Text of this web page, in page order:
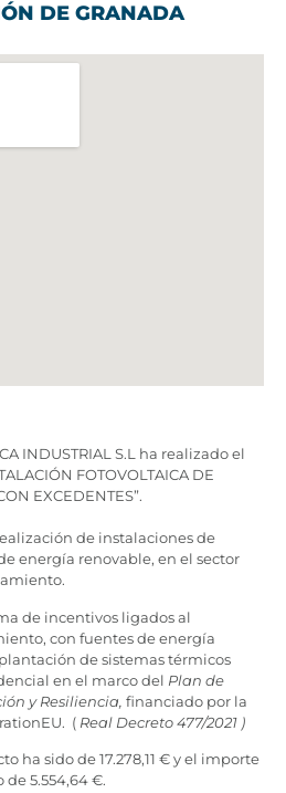
DE GRANADA​
INDUSTRIAL S.L ha realizado el
FOTOVOLTAICA DE
EXCEDENTES”.
de instalaciones de
energía renovable, en el sector
de incentivos ligados al
con fuentes de energía
de sistemas térmicos
en el marco del Plan de
y Resiliencia, financiado por la
( Real Decreto 477/2021 )
ha sido de 17.278,11 € y el importe
5.554,64 €.